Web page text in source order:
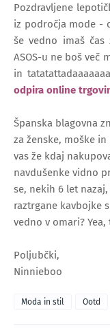
Pozdravljene
iz področja mode -
še vedno imaš
ASOS-u ne boš več
in
odpira online
Španska blagovna
za ženske, moške
vas že kdaj
navdušenke vidno
se, nekih 6 let
raztrgane kavbojke
vedno v omari?
Poljubčki,
Ninnieboo
Moda in stil Ootd